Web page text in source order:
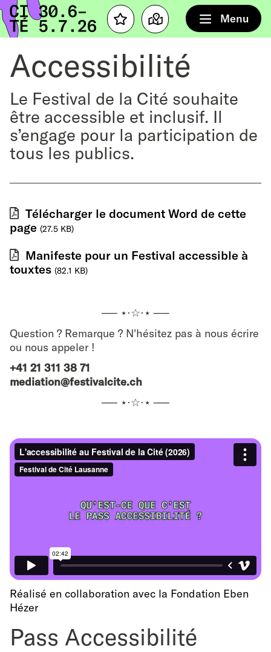
Accessibilité
Le Festival de la Cité souhaite
être accessible et inclusif. Il
s’engage pour la participation de
tous les publics.
Télécharger le document Word de cette
page (27.5 KB)
Manifeste pour un Festival accessible à
touxtes (82.1 KB)
── ⋆⋅☆⋅⋆ ──
Question ? Remarque ? N'hésitez pas à nous écrire
ou nous appeler !
+41 21 311 38 71
mediation@festivalcite.ch
── ⋆⋅☆⋅⋆ ──
Réalisé en collaboration avec la Fondation Eben
Hézer
Pass Accessibilité